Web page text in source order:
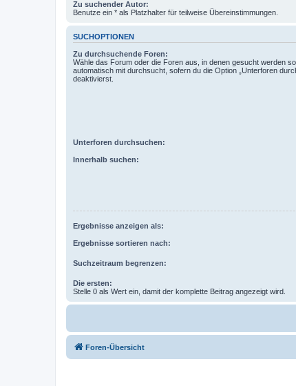
Zu suchender Autor:
Benutze ein * als Platzhalter für teilweise Übereinstimmungen.
SUCHOPTIONEN
Zu durchsuchende Foren:
Wähle das Forum oder die Foren aus, in denen gesucht werden
automatisch mit durchsucht, sofern du die Option „Unterforen
deaktivierst.
Unterforen durchsuchen:
Innerhalb suchen:
Ergebnisse anzeigen als:
Ergebnisse sortieren nach:
Suchzeitraum begrenzen:
Die ersten:
Stelle 0 als Wert ein, damit der komplette Beitrag angezeigt wird.
Foren-Übersicht